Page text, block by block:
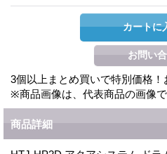
3個以上まとめ買いで特別価格！
※商品画像は、代表商品の画像で
商品詳細